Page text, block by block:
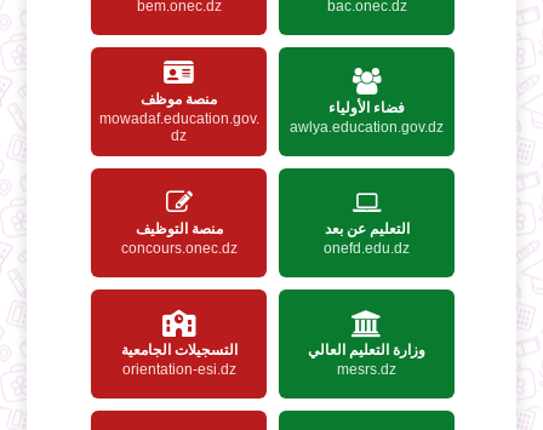
bac.onec.dz
bem.onec.dz
فضاء الأولياء
awlya.education.gov.dz
منصة موظف
mowadaf.education.gov.
dz
التعليم عن بعد
onefd.edu.dz
منصة التوظيف
concours.onec.dz
وزارة التعليم العالي
mesrs.dz
التسجيلات الجامعية
orientation-esi.dz